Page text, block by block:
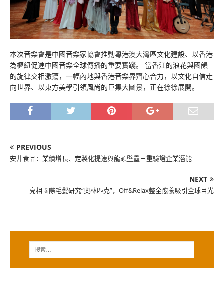
本次音樂會是中國音樂家協會推動粵港澳大灣區文化建設、以香港
為樞紐促進中國音樂全球傳播的重要實踐。 當香江的浪花與國韻
的旋律交相激蕩，一幅內地與香港音樂界齊心合力，以文化自信走
向世界、以東方美學引領風尚的巨集大圖景，正在徐徐展開。
PREVIOUS
安井食品：業績增長、定製化提速與龍頭壁壘三重驗證企業潛能
NEXT
亮相國際毛髮研究“奧林匹克”，Off&Relax整全愈養吸引全球目光